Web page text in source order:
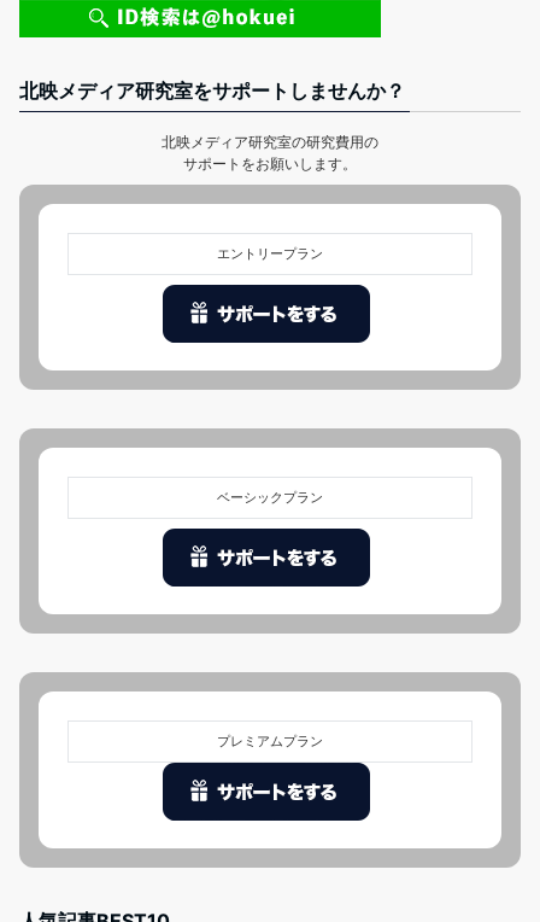
北映メディア研究室をサポートしませんか？
北映メディア研究室の研究費用の
サポートをお願いします。
エントリープラン
ベーシックプラン
プレミアムプラン